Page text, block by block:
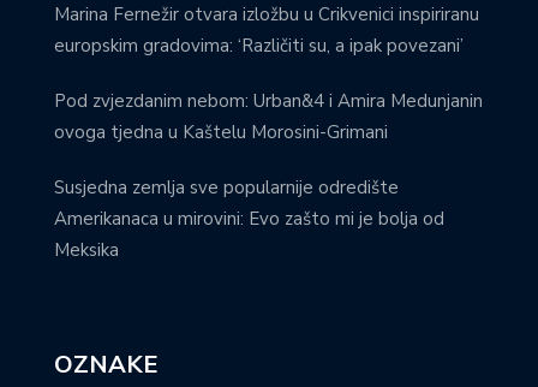
Marina Fernežir otvara izložbu u Crikvenici inspiriranu
europskim gradovima: ‘Različiti su, a ipak povezani’
Pod zvjezdanim nebom: Urban&4 i Amira Medunjanin
ovoga tjedna u Kaštelu Morosini-Grimani
Susjedna zemlja sve popularnije odredište
Amerikanaca u mirovini: Evo zašto mi je bolja od
Meksika
OZNAKE